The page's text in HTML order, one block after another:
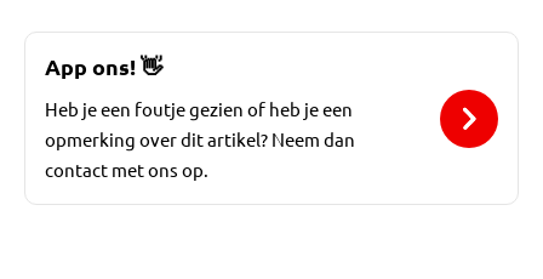
App ons!👋
Heb je een foutje gezien of heb je een
opmerking over dit artikel? Neem dan
contact met ons op.